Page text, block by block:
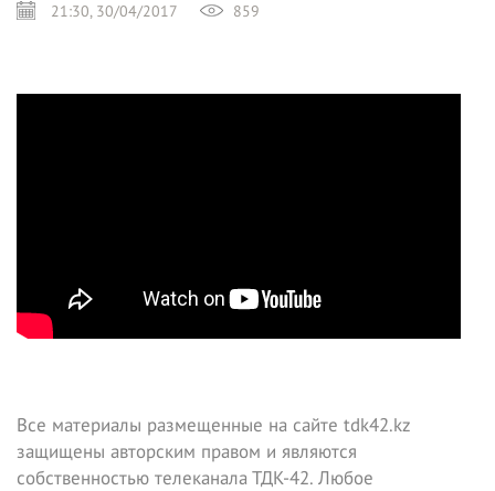
21:30, 30/04/2017 859
Все материалы размещенные на сайте tdk42.kz
защищены авторским правом и являются
собственностью телеканала ТДК-42. Любое